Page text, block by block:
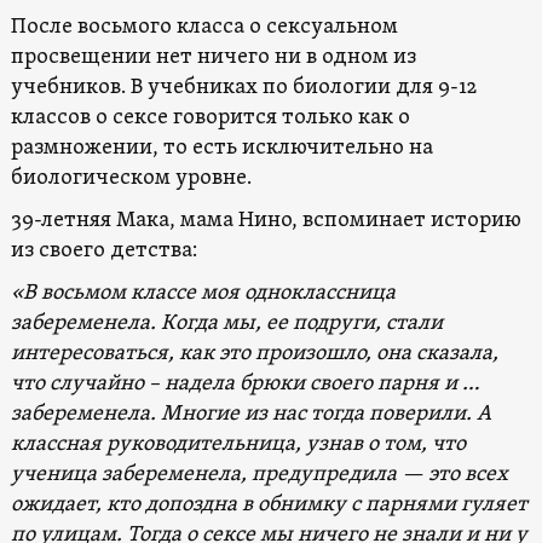
После восьмого класса о сексуальном
просвещении нет ничего ни в одном из
учебников. В учебниках по биологии для 9-12
классов о сексе говорится только как о
размножении, то есть исключительно на
биологическом уровне.
39-летняя Мака, мама Нино, вспоминает историю
из своего детства:
«В восьмом классе моя одноклассница
забеременела. Когда мы, ее подруги, стали
интересоваться, как это произошло, она сказала,
что случайно – надела брюки своего парня и …
забеременела. Многие из нас тогда поверили. А
классная руководительница, узнав о том, что
ученица забеременела, предупредила — это всех
ожидает, кто допоздна в обнимку с парнями гуляет
по улицам. Тогда о сексе мы ничего не знали и ни у